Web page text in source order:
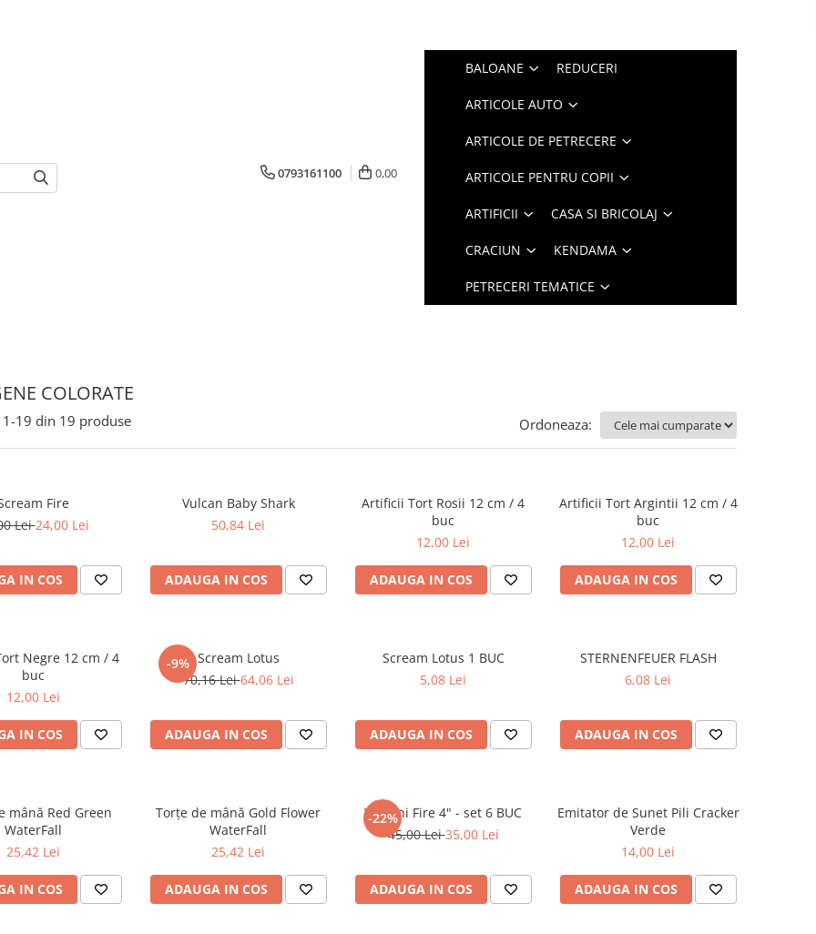
0793161100 0,00
BALOANE REDUCERI
ARTICOLE AUTO
ARTICOLE DE PETRECERE
ARTICOLE PENTRU COPII
ARTIFICII CASA SI BRICOLAJ
CRACIUN KENDAMA
PETRECERI TEMATICE
COLORATE
1-19 din 19 produse Ordoneaza:
Fire
Lei24,00 Lei
IN COS
Vulcan Baby Shark
50,84 Lei
ADAUGA IN COS
Artificii Tort Rosii 12 cm / 4
buc
12,00 Lei
ADAUGA IN COS
Artificii Tort Argintii 12 cm / 4
buc
12,00 Lei
ADAUGA IN COS
Negre 12 cm / 4
buc
12,00 Lei
IN COS
-9% Scream Lotus
70,16 Lei64,06 Lei
ADAUGA IN COS
Scream Lotus 1 BUC
5,08 Lei
ADAUGA IN COS
STERNENFEUER FLASH
6,08 Lei
ADAUGA IN COS
mână Red Green
WaterFall
25,42 Lei
IN COS
Torțe de mână Gold Flower
WaterFall
25,42 Lei
ADAUGA IN COS
-22%
Vulcani Fire 4" - set 6 BUC
45,00 Lei35,00 Lei
ADAUGA IN COS
Emitator de Sunet Pili Cracker
Verde
14,00 Lei
ADAUGA IN COS